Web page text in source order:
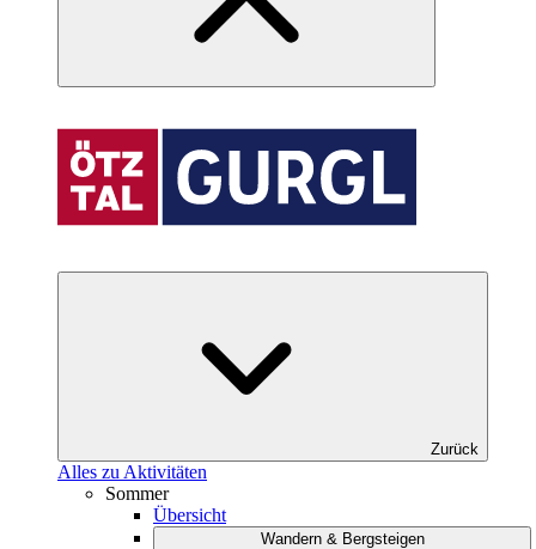
Zurück
Alles zu Aktivitäten
Sommer
Übersicht
Wandern & Bergsteigen